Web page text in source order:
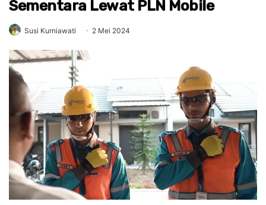
Sementara Lewat PLN Mobile
Susi Kurniawati 2 Mei 2024